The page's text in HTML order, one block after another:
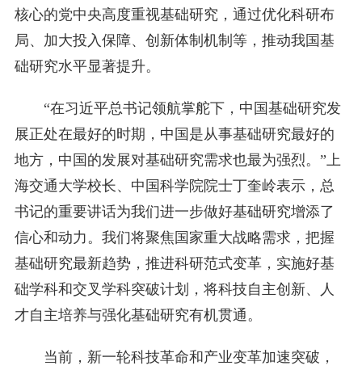
核心的党中央高度重视基础研究，通过优化科研布
局、加大投入保障、创新体制机制等，推动我国基
础研究水平显著提升。
“在习近平总书记领航掌舵下，中国基础研究发
展正处在最好的时期，中国是从事基础研究最好的
地方，中国的发展对基础研究需求也最为强烈。”上
海交通大学校长、中国科学院院士丁奎岭表示，总
书记的重要讲话为我们进一步做好基础研究增添了
信心和动力。我们将聚焦国家重大战略需求，把握
基础研究最新趋势，推进科研范式变革，实施好基
础学科和交叉学科突破计划，将科技自主创新、人
才自主培养与强化基础研究有机贯通。
当前，新一轮科技革命和产业变革加速突破，